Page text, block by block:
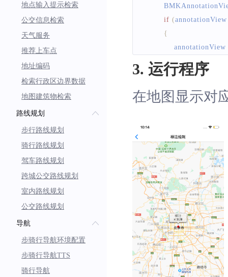
地点输入提示检索
公交信息检索
天气服务
推荐上车点
地址编码
检索行政区边界数据
地图建筑物检索
路线规划
步行路线规划
骑行路线规划
驾车路线规划
跨城公交路线规划
室内路线规划
公交路线规划
导航
步骑行导航环境配置
步骑行导航TTS
骑行导航
if (
{
            annotationView
}
}
}
3. 运行程序
在地图显示对